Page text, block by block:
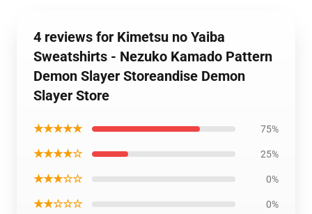
4 reviews for Kimetsu no Yaiba
Sweatshirts - Nezuko Kamado Pattern
Demon Slayer Storeandise Demon
Slayer Store
★★★★★ 75%
★★★★☆ 25%
★★★☆☆ 0%
★★☆☆☆ 0%